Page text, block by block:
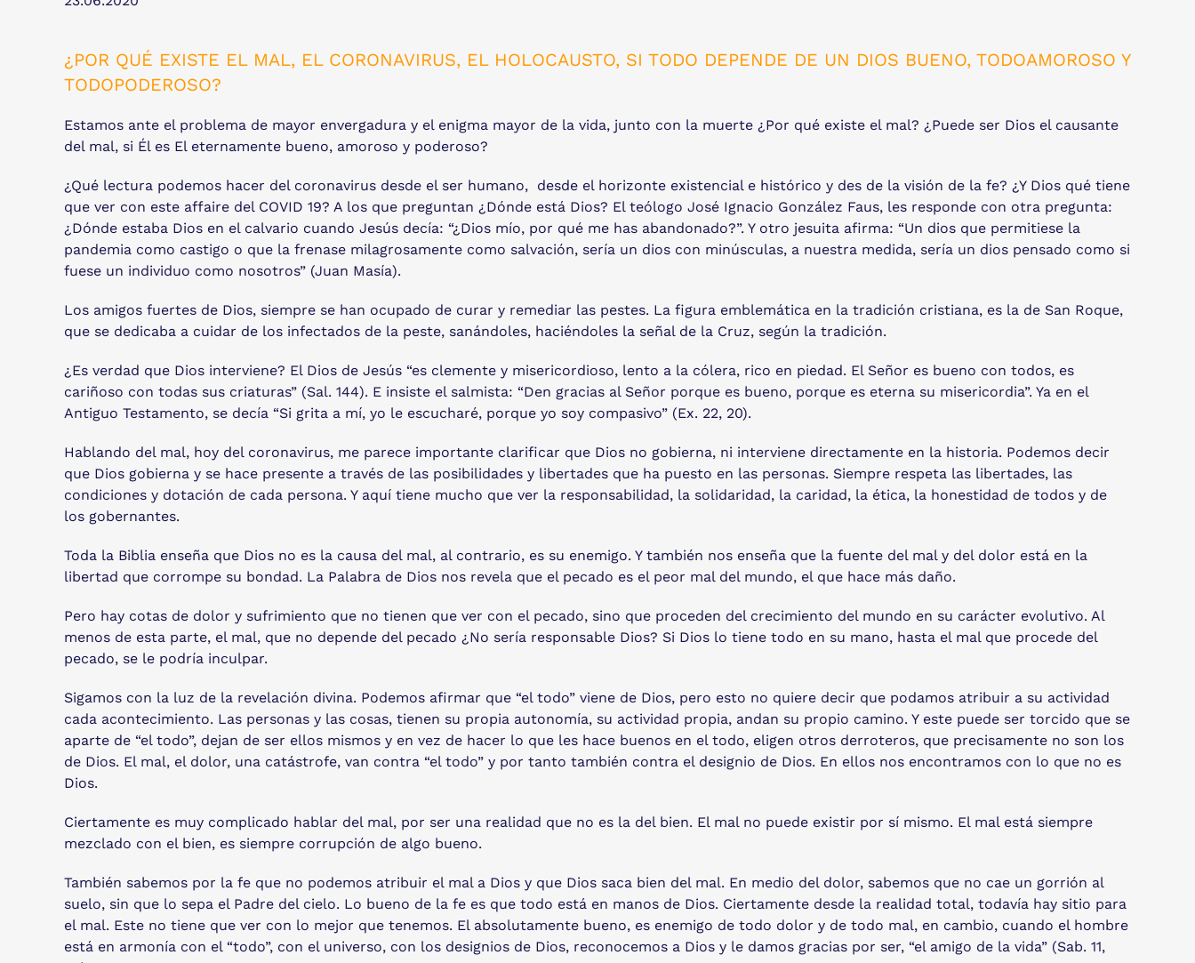
¿POR QUÉ EXISTE EL MAL, EL CORONAVIRUS, EL HOLOCAUSTO, SI TODO DEPENDE DE UN DIOS BUENO, TODOAMOROSO Y
TODOPODEROSO?
Estamos ante el problema de mayor envergadura y el enigma mayor de la vida, junto con la muerte ¿Por qué existe el mal? ¿Puede ser Dios el causante
del mal, si Él es El eternamente bueno, amoroso y poderoso?
¿Qué lectura podemos hacer del coronavirus desde el ser humano, desde el horizonte existencial e histórico y des de la visión de la fe? ¿Y Dios qué tiene
que ver con este affaire del COVID 19? A los que preguntan ¿Dónde está Dios? El teólogo José Ignacio González Faus, les responde con otra pregunta:
¿Dónde estaba Dios en el calvario cuando Jesús decía: “¿Dios mío, por qué me has abandonado?”. Y otro jesuita afirma: “Un dios que permitiese la
pandemia como castigo o que la frenase milagrosamente como salvación, sería un dios con minúsculas, a nuestra medida, sería un dios pensado como si
fuese un individuo como nosotros” (Juan Masía).
Los amigos fuertes de Dios, siempre se han ocupado de curar y remediar las pestes. La figura emblemática en la tradición cristiana, es la de San Roque,
que se dedicaba a cuidar de los infectados de la peste, sanándoles, haciéndoles la señal de la Cruz, según la tradición.
¿Es verdad que Dios interviene? El Dios de Jesús “es clemente y misericordioso, lento a la cólera, rico en piedad. El Señor es bueno con todos, es
cariñoso con todas sus criaturas” (Sal. 144). E insiste el salmista: “Den gracias al Señor porque es bueno, porque es eterna su misericordia”. Ya en el
Antiguo Testamento, se decía “Si grita a mí, yo le escucharé, porque yo soy compasivo” (Ex. 22, 20).
Hablando del mal, hoy del coronavirus, me parece importante clarificar que Dios no gobierna, ni interviene directamente en la historia. Podemos decir
que Dios gobierna y se hace presente a través de las posibilidades y libertades que ha puesto en las personas. Siempre respeta las libertades, las
condiciones y dotación de cada persona. Y aquí tiene mucho que ver la responsabilidad, la solidaridad, la caridad, la ética, la honestidad de todos y de
los gobernantes.
Toda la Biblia enseña que Dios no es la causa del mal, al contrario, es su enemigo. Y también nos enseña que la fuente del mal y del dolor está en la
libertad que corrompe su bondad. La Palabra de Dios nos revela que el pecado es el peor mal del mundo, el que hace más daño.
Pero hay cotas de dolor y sufrimiento que no tienen que ver con el pecado, sino que proceden del crecimiento del mundo en su carácter evolutivo. Al
menos de esta parte, el mal, que no depende del pecado ¿No sería responsable Dios? Si Dios lo tiene todo en su mano, hasta el mal que procede del
pecado, se le podría inculpar.
Sigamos con la luz de la revelación divina. Podemos afirmar que “el todo” viene de Dios, pero esto no quiere decir que podamos atribuir a su actividad
cada acontecimiento. Las personas y las cosas, tienen su propia autonomía, su actividad propia, andan su propio camino. Y este puede ser torcido que se
aparte de “el todo”, dejan de ser ellos mismos y en vez de hacer lo que les hace buenos en el todo, eligen otros derroteros, que precisamente no son los
de Dios. El mal, el dolor, una catástrofe, van contra “el todo” y por tanto también contra el designio de Dios. En ellos nos encontramos con lo que no es
Dios.
Ciertamente es muy complicado hablar del mal, por ser una realidad que no es la del bien. El mal no puede existir por sí mismo. El mal está siempre
mezclado con el bien, es siempre corrupción de algo bueno.
También sabemos por la fe que no podemos atribuir el mal a Dios y que Dios saca bien del mal. En medio del dolor, sabemos que no cae un gorrión al
suelo, sin que lo sepa el Padre del cielo. Lo bueno de la fe es que todo está en manos de Dios. Ciertamente desde la realidad total, todavía hay sitio para
el mal. Este no tiene que ver con lo mejor que tenemos. El absolutamente bueno, es enemigo de todo dolor y de todo mal, en cambio, cuando el hombre
está en armonía con el “todo”, con el universo, con los designios de Dios, reconocemos a Dios y le damos gracias por ser, “el amigo de la vida” (Sab. 11,